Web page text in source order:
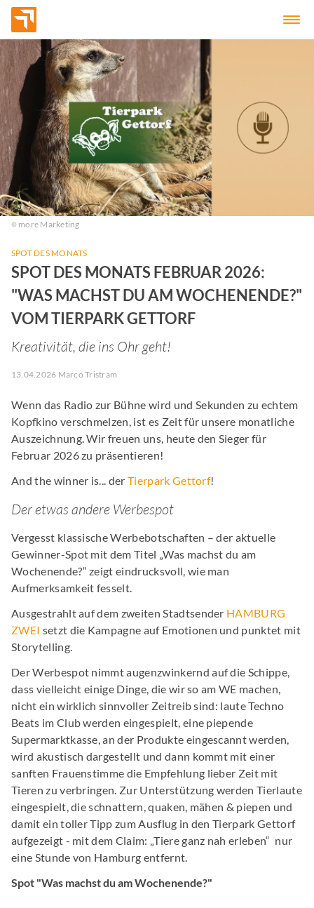
more Marketing
SPOT DES MONATS
SPOT DES MONATS FEBRUAR 2026:
"WAS MACHST DU AM WOCHENENDE?"
VOM TIERPARK GETTORF
Kreativität, die ins Ohr geht!
13.04.2026 Marco Tristram
Wenn das Radio zur Bühne wird und Sekunden zu echtem
Kopfkino verschmelzen, ist es Zeit für unsere monatliche
Auszeichnung. Wir freuen uns, heute den Sieger für
Februar 2026 zu präsentieren!
And the winner is... derTierpark Gettorf!
Der etwas andere Werbespot
Vergesst klassische Werbebotschaften – der aktuelle
Gewinner-Spot mit dem Titel „Was machst du am
Wochenende?“ zeigt eindrucksvoll, wie man
Aufmerksamkeit fesselt.
Ausgestrahlt auf dem zweiten Stadtsender HAMBURG
ZWEI setzt die Kampagne auf Emotionen und punktet mit
Storytelling.
Der Werbespot nimmt augenzwinkernd auf die Schippe,
dass vielleicht einige Dinge, die wir so am WE machen,
nicht ein wirklich sinnvoller Zeitreib sind: laute Techno
Beats im Club werden eingespielt, eine piepende
Supermarktkasse, an der Produkte eingescannt werden,
wird akustisch dargestellt und dann kommt mit einer
sanften Frauenstimme die Empfehlung lieber Zeit mit
Tieren zu verbringen. Zur Unterstützung werden Tierlaute
eingespielt, die schnattern, quaken, mähen & piepen und
damit ein toller Tipp zum Ausflug in den Tierpark Gettorf
aufgezeigt - mit dem Claim: „Tiere ganz nah erleben“ nur
eine Stunde von Hamburg entfernt.
Spot "Was machst du am Wochenende?"